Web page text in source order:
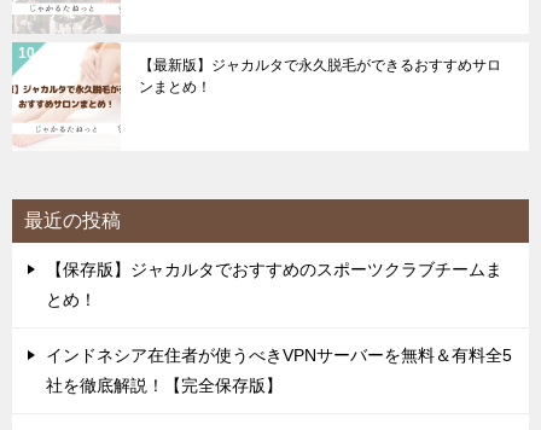
【最新版】ジャカルタで永久脱毛ができるおすすめサロ
ンまとめ！
最近の投稿
【保存版】ジャカルタでおすすめのスポーツクラブチームま
とめ！
インドネシア在住者が使うべきVPNサーバーを無料＆有料全5
社を徹底解説！【完全保存版】